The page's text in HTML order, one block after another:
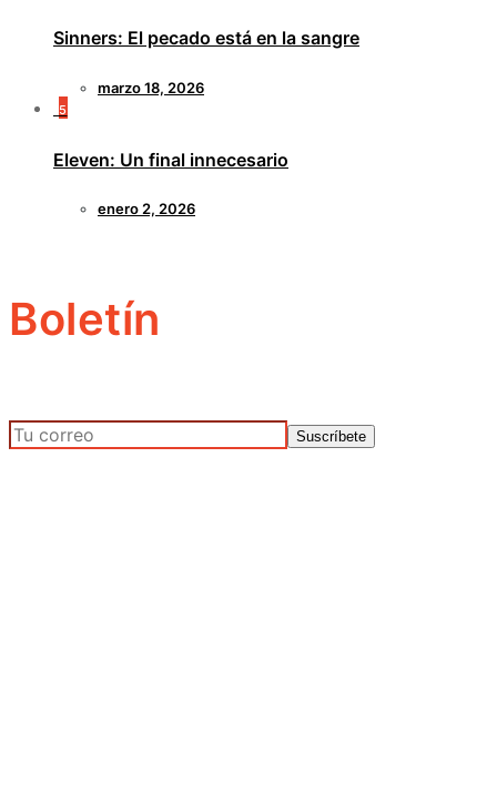
Sinners: El pecado está en la sangre
marzo 18, 2026
5
Eleven: Un final innecesario
enero 2, 2026
Boletín